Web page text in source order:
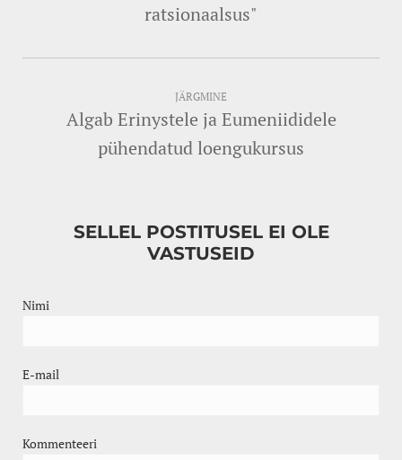
ratsionaalsus"
JÄRGMINE
Algab Erinystele ja Eumeniididele
pühendatud loengukursus
SELLEL POSTITUSEL EI OLE
VASTUSEID
Nimi
E-mail
Kommenteeri